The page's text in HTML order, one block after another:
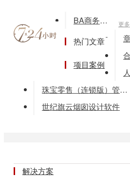
更多
热门文章
项目案例
BA商务自动化支撑平台
珠宝零售（连锁版）管理系统
世纪旗云烟囱设计软件
解决方案